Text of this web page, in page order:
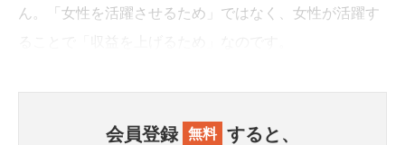
ん。「女性を活躍させるため」ではなく、女性が活躍す
会員登録 無料 すると、